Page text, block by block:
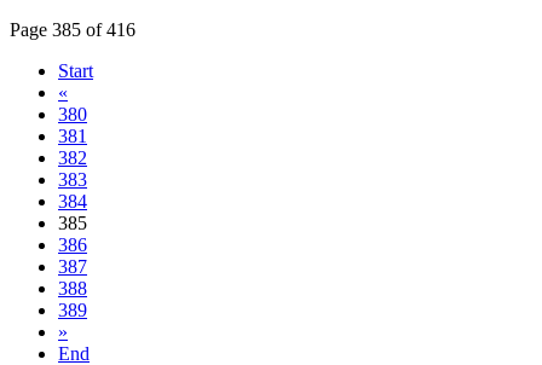
Page 385 of 416
Start
«
380
381
382
383
384
385
386
387
388
389
»
End